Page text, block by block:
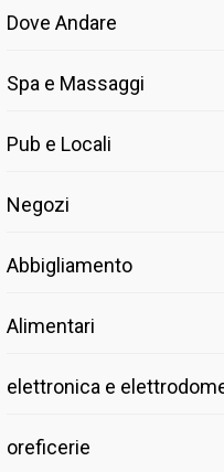
Dove Andare
Spa e Massaggi
Pub e Locali
Negozi
Abbigliamento
Alimentari
elettronica e
oreficerie